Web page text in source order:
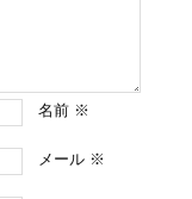
名前 ※
メール ※